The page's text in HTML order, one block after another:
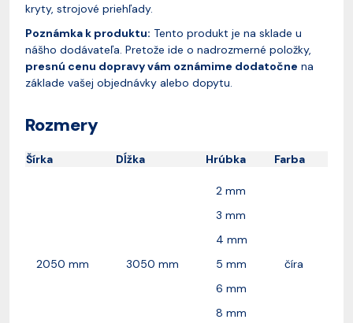
kryty, strojové priehľady.
Poznámka k produktu: Tento produkt je na sklade u
nášho dodávateľa. Pretože ide o nadrozmerné položky,
presnú cenu dopravy vám oznámime dodatočne na
základe vašej objednávky alebo dopytu.
Rozmery
Šírka Dĺžka Hrúbka Farba
2050 mm 3050 mm
2 mm
3 mm
4 mm
5 mm
6 mm
8 mm
číra